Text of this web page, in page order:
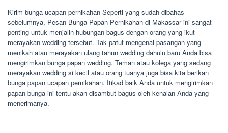
Kirim bunga ucapan pernikahan Seperti yang sudah dibahas
sebelumnya, Pesan Bunga Papan Pernikahan di Makassar ini sangat
penting untuk menjalin hubungan bagus dengan orang yang ikut
merayakan wedding tersebut. Tak patut mengenal pasangan yang
menikah atau merayakan ulang tahun wedding dahulu baru Anda bisa
mengirimkan bunga papan wedding. Teman atau kolega yang sedang
merayakan wedding si kecil atau orang tuanya juga bisa kita berikan
bunga papan ucapan pernikahan. Itikad baik Anda untuk mengirimkan
papan bunga ini tentu akan disambut bagus oleh kenalan Anda yang
menerimanya.